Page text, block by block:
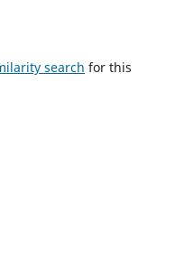
search for this